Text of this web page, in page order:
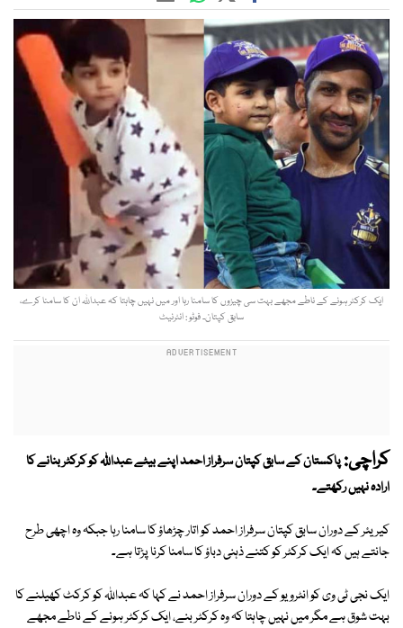
ایک کرکٹر ہونے کے ناطے مجھے بہت سی چیزوں کا سامنا رہا اور میں نہیں چاہتا کہ عبداللہ ان کا سامنا کرے،
سابق کپتان۔ فوٹو : انٹرنیٹ
کراچی:پاکستان کے سابق کپتان سرفراز احمد اپنے بیٹے عبداللہ کو کرکٹر بنانے کا
ارادہ نہیں رکھتے۔
کیریئر کے دوران سابق کپتان سرفراز احمد کو اتار چڑھاؤ کا سامنا رہا جبکہ وہ اچھی طرح
جانتے ہیں کہ ایک کرکٹر کو کتنے ذہنی دباؤ کا سامنا کرنا پڑتا ہے۔
ایک نجی ٹی وی کو انٹرویو کے دوران سرفراز احمد نے کہا کہ عبداللہ کو کرکٹ کھیلنے کا
بہت شوق ہے مگر میں نہیں چاہتا کہ وہ کرکٹر بنے، ایک کرکٹر ہونے کے ناطے مجھے